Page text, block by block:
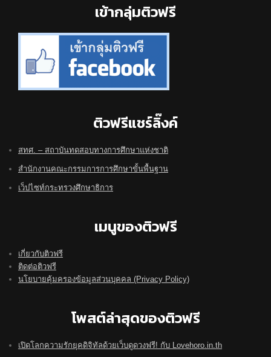
เข้ากลุ่มติวฟรี
ติวฟรีแชร์ลิ๊งค์
สทศ. – สถาบันทดสอบทางการศึกษาแห่งชาติ
สำนักงานคณะกรรมการการศึกษาขั้นพื้นฐาน
เว็ปไซท์กระทรวงศึกษาธิการ
เมนูของติวฟรี
เกี่ยวกับติวฟรี
ติดต่อติวฟรี
นโยบายคุ้มครองข้อมูลส่วนบุคคล (Privacy Policy)
โพสต์ล่าสุดของติวฟรี
เปิดโลกความรักยุคดิจิทัลด้วยเว็บดูดวงฟรี! กับ Lovehoro.in.th